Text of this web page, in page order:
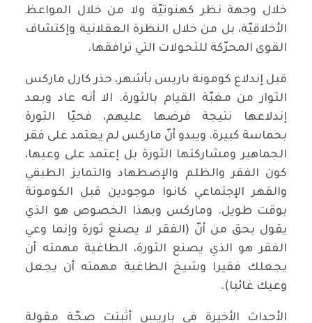
خلال وجهة نظر كهنوتيّة ولا من خلال المواعظ
الأخلاقيّة، بل من خلال النظرة العقلانية وإكتشاف
القوى المحرّكة للتحولات التي ترافقها.
قبل إندلاع كومونة باريس بأشهر، حذر كارل ماركس
الثوار من مغبّة القيام بالثورة. الا أنه عاد وبعد
إندلاعها نتيجة فرضها عليهم، فحيّا الثورة
بحماسة كبيرة. ويبدو أنّ ماركس لم يعتمد على فقر
الجماهير ومشاركتها الثورة بل إعتمد على وعيها،
كون الفقر والظلم والإضطهاد والتمايز الطبقي
والقهر الإجتماعي كانوا موجودين قبل الكومونة
بوقت طويل. وماركس وبهذا الخصوص هو الذي
يقول بحق من أنّ (الفقر لا يصنع ثورة وإنما وعي
الفقر هو الذي يصنع الثورة، الطاغية مهمته أن
يجعلك فقيرا وشيخ الطاغية مهمته أن يجعل
وعيك غائبا).
الأحداث الأخيرة في باريس أثبتت صحّة مقولة